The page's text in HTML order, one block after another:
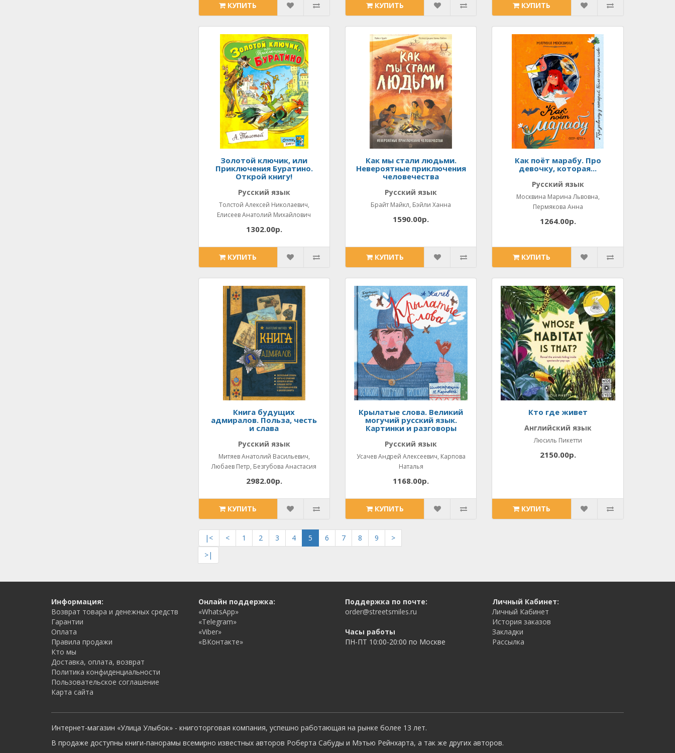
КУПИТЬ КУПИТЬ КУПИТЬ
Золотой ключик, или
Приключения Буратино.
Открой книгу!
Русский язык
Толстой Алексей Николаевич,
Елисеев Анатолий Михайлович
1302.00р.
КУПИТЬ
Как мы стали людьми.
Невероятные приключения
человечества
Русский язык
Брайт Майкл, Бэйли Ханна
1590.00р.
КУПИТЬ
Как поёт марабу. Про
девочку, которая...
Русский язык
Москвина Марина Львовна,
Пермякова Анна
1264.00р.
КУПИТЬ
Книга будущих
адмиралов. Польза, честь
и слава
Русский язык
Митяев Анатолий Васильевич,
Любаев Петр, Безгубова Анастасия
2982.00р.
КУПИТЬ
Крылатые слова. Великий
могучий русский язык.
Картинки и разговоры
Русский язык
Усачев Андрей Алексеевич, Карпова
Наталья
1168.00р.
КУПИТЬ
Кто где живет
Английский язык
Люсиль Пикетти
2150.00р.
КУПИТЬ
|< < 1 2 3 4 5 6 7 8 9
>
>|
Информация:
Возврат товара и денежных средств
Гарантии
Оплата
Правила продажи
Кто мы
Доставка, оплата, возврат
Политика конфиденциальности
Пользовательское соглашение
Карта сайта
Онлайн поддержка:
«WhatsApp»
«Telegram»
«Viber»
«ВКонтакте»
Поддержка по почте:
order@streetsmiles.ru
Часы работы
ПН-ПТ 10:00-20:00 по Москве
Личный Кабинет:
Личный Кабинет
История заказов
Закладки
Рассылка
Интернет-магазин «Улица Улыбок» - книготорговая компания, успешно работающая на рынке более 13 лет.
В продаже доступны книги-панорамы всемирно известных авторов Роберта Сабуды и Мэтью Рейнхарта, а так же других авторов.